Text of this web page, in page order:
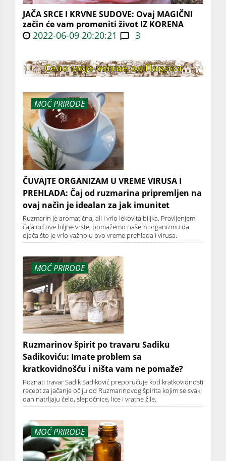
JAČA SRCE I KRVNE SUDOVE: Ovaj MAGIČNI
začin će vam promeniti život IZ KORENA
2022-06-09 20:20:21 3
MOĆ PRIRODE
ČUVAJTE ORGANIZAM U VREME VIRUSA I
PREHLADA: Čaj od ruzmarina pripremljen na
ovaj način je idealan za jak imunitet
Ruzmarin je aromatična, ali i vrlo lekovita biljka. Pravljenjem
čaja od ove biljne vrste, pomažemo našem organizmu da
ojača što je vrlo važno u ovo vreme prehlada i virusa.
MOĆ PRIRODE
Ruzmarinov špirit po travaru Sadiku
Sadikoviću: Imate problem sa
kratkovidnošću i ništa vam ne pomaže?
Poznati travar Sadik Sadiković preporučuje kod kratkovidnosti
recept za jačanje očiju od Ruzmarinovog špirita kojim se svaki
dan natrljaju čelo, slepočnice, lice i vratne žile.
MOĆ PRIRODE